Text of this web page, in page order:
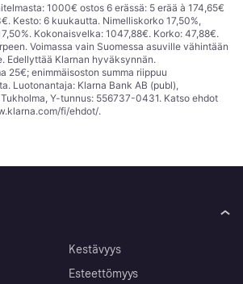
1000€ ostos 6 erässä: 5 erää à 174,65€
Kesto: 6 kuukautta. Nimelliskorko 17,50%,
Kokonaisvelka: 1047,88€. Korko: 47,88€.
Voimassa vain Suomessa asuville vähintään
Edellyttää Klarnan hyväksynnän.
25€; enimmäisoston summa riippuu
Luotonantaja: Klarna Bank AB (publ),
Y-tunnus: 556737-0431. Katso ehdot
fi/ehdot/.
Kestävyys
Esteettömyys